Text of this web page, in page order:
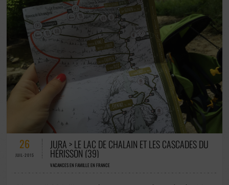
53 COMMENTAIRES / 0 VOTES
26
JUIL-2015
JURA > LE LAC DE CHALAIN ET LES CASCADES DU
HÉRISSON (39)
VACANCES EN FAMILLE EN FRANCE